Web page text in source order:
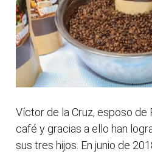
Víctor de la Cruz, esposo de
café y gracias a ello han
sus tres hijos. En junio de